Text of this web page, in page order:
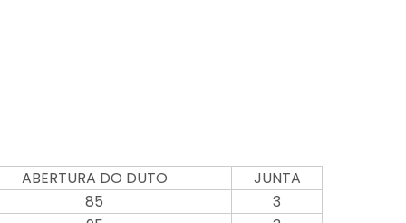
ABERTURA DO DUTO
JUNTA
85
3